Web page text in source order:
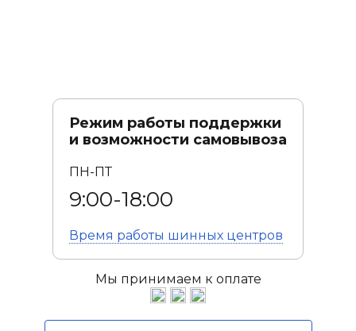
Режим работы поддержки
и возможности самовывоза
ПН-ПТ
9:00-18:00
Время работы шинных центров
Мы принимаем к оплате